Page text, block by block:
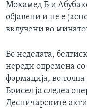
Мохамед Б и
објавени и не е
вклучени во
Во неделата,
нереди опремена со
формација, во
Брисел ја следеа
Десничарските